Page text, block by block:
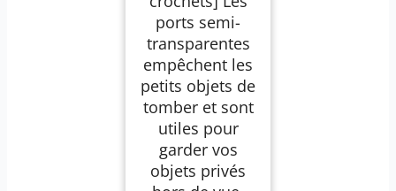
ports semi-
transparentes
empêchent les
petits objets de
tomber et sont
utiles pour
garder vos
objets privés